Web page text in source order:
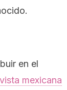
en el
mexicana